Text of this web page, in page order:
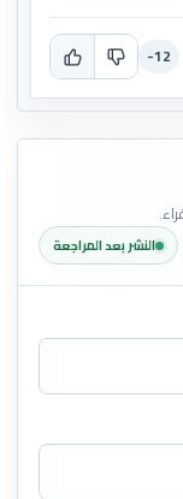
-12
النشر بعد المراجعة